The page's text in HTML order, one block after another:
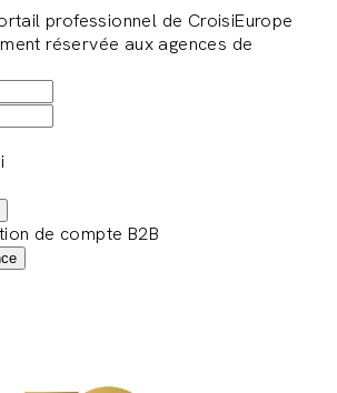
professionnel de CroisiEurope
réservée aux agences de
de compte B2B